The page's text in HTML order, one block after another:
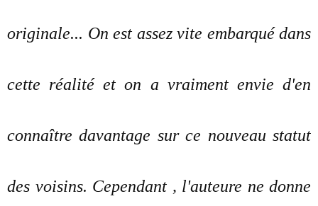
originale... On est assez vite embarqué dans
cette réalité et on a vraiment envie d'en
connaître davantage sur ce nouveau statut
des voisins. Cependant , l'auteure ne donne